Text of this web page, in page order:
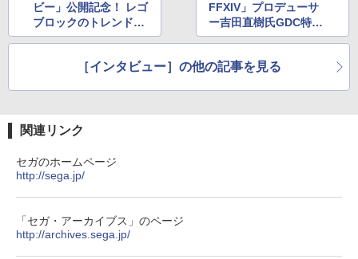
わいい Nintendo スイッチ2 対応 スイッ
チ スイッチツー ニンテンドー カバー ポ
ーチ ストラップ 新型 ジョイコン ソフト
舞台「忍たま乱太郎」～みんなニコニ
コ、はい、どうぞ!の段～【Blu-ray】 [
早川維織 ]
￥8,580
￥9,000
ニンテンドープリペイド番号 5000円|オ
￥10,737
【純正品】DualSense ワイヤレスコン
トローラー(CFI-ZCT2J)
マスター TH8S シフター - PC、PS4、P
S5、PS5 Pro、Xbox One、Xbox Serie
s X|S 対応の高精度 H パターン シフター
劇場版「鬼滅の刃」無限城編 第一章 猗
窩座再来 完全生産限定版 [Blu-ray]
￥8,698
￥8,589
ビー」公開記念！ レゴ
ブロックのトレンドは
子供向け？ 大人向け？
FFXIV」プロデューサ
ー吉田直樹氏GDC特別
インタビュー
［インタビュー］の他の記事を見る
関連リンク
セガのホームページ
http://sega.jp/
「セガ・アーカイブス」のページ
http://archives.sega.jp/